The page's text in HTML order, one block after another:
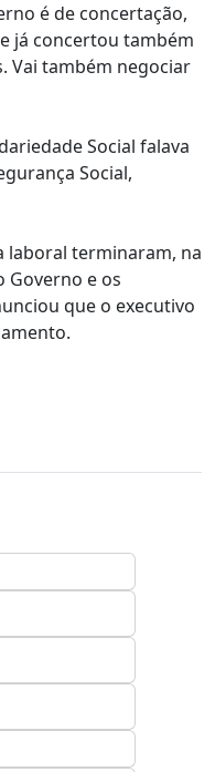
é de concertação,
já concertou também
Vai também negociar
Social falava
Social,
laboral terminaram, na
Governo e os
que o executivo